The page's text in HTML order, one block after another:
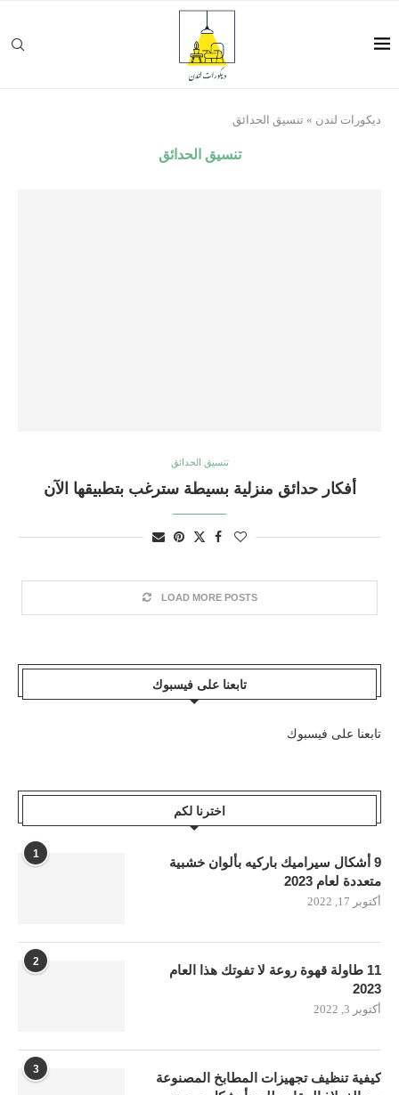
ديكورات لندن » تنسيق الحدائق
تنسيق الحدائق
تنسيق الحدائق
أفكار حدائق منزلية بسيطة سترغب بتطبيقها الآن
LOAD MORE POSTS
تابعنا على فيسبوك
تابعنا على فيسبوك
اخترنا لكم
1
9 أشكال سيراميك باركيه بألوان خشبية
متعددة لعام 2023
أكتوبر 17, 2022
2
11 طاولة قهوة روعة لا تفوتك هذا العام
2023
أكتوبر 3, 2022
3
كيفية تنظيف تجهيزات المطابخ المصنوعة